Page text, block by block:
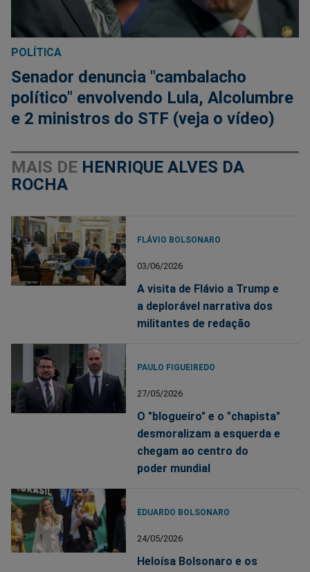
POLÍTICA
Senador denuncia "cambalacho
político" envolvendo Lula, Alcolumbre
e 2 ministros do STF (veja o vídeo)
MAIS DE HENRIQUE ALVES DA
ROCHA
FLÁVIO BOLSONARO
03/06/2026
A visita de Flávio a Trump e
a deplorável narrativa dos
militantes de redação
PAULO FIGUEIREDO
27/05/2026
O "blogueiro" e o "chapista"
desmoralizam a esquerda e
chegam ao centro do
poder mundial
EDUARDO BOLSONARO
24/05/2026
Heloísa Bolsonaro e os